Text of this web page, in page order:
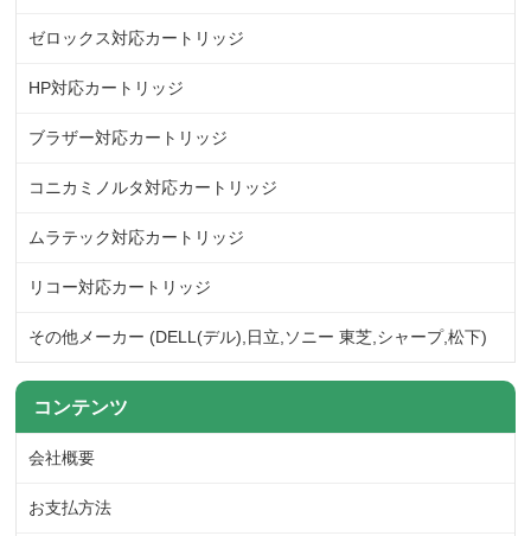
ゼロックス対応カートリッジ
HP対応カートリッジ
ブラザー対応カートリッジ
コニカミノルタ対応カートリッジ
ムラテック対応カートリッジ
リコー対応カートリッジ
その他メーカー (DELL(デル),日立,ソニー 東芝,シャープ,松下)
コンテンツ
会社概要
お支払方法